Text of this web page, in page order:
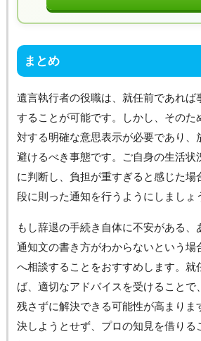
まとめ
遺言執行者の役職は、就任前であれば
することが可能です。しかし、そのた
対する明確な意思表示が必要であり、
避けるべき事態です。ご自身の生活状
に判断し、負担が重すぎると感じた場
段に則った通知を行うようにしましょ
もし辞退の手続き自体に不安がある、
通知文の書き方がわからないという場
へ相談することをおすすめします。就
ば、適切なアドバイスを受けることで
残さずに解決できる可能性が高まりま
決しようとせず、プロの知見を借りる